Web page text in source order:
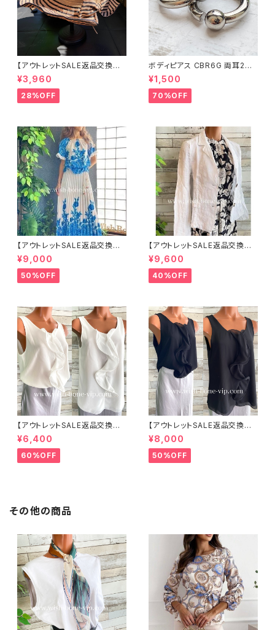
【アウトレットSALE返品交換不
可8/20まで】つば広サマーハッ
ト・通気性・軽量 ワイヤー入りハ
ット ボーダー＆BIGリボン・女優
帽 UV/紫外線対策 レディースハ
¥3,960
28%OFF
ボディピアス CBR6G 両耳2個
セット 1ボール ネジ式 簡単脱着
サージカルステンレス NY直輸
入
¥1,500
70%OFF
【アウトレットSALE返品交換不
可8/20まで】イタリア製ロング・
マキシスカート＆トップス セット
アップ /ホワイト＆ブルー(S)(M)
(L)
¥9,000
50%OFF
【アウトレットSALE返品交換不
可8/20まで】イタリア製サマー
ジャケット｜Made in ITALY｜
リネン麻 飾りエリ ジャケット/ホ
ワイト
¥9,600
40%OFF
【アウトレットSALE返品交換不
可8/20まで】イタリア製 CASA
DEILUCA ITALY｜前フリル＆B
IGフリルトップス /ホワイト
¥6,400
60%OFF
【アウトレットSALE返品交換不
可8/20まで】イタリア製 CASA
DEILUCA ITALY｜前フリル＆B
IGフリルトップス /ブラック
¥8,000
50%OFF
その他の商品